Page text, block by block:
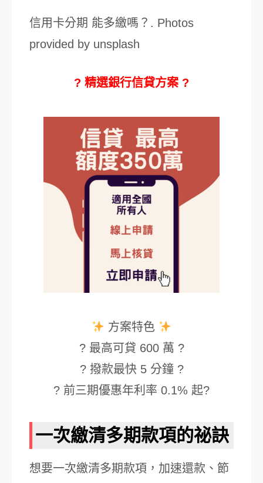
信用卡分期 能多繳嗎？. Photos
provided by unsplash
? 精選銀行信貸方案 ?
方案特色
? 最高可貸 600 萬 ?
? 撥款最快 5 分鐘 ?
? 前三期優惠年利率 0.1% 起?
一次繳清多期款項的祕訣
想要一次繳清多期款項，加速還款、節